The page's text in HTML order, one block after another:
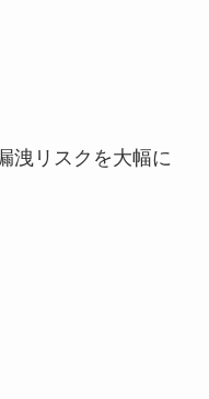
洩リスクを大幅に